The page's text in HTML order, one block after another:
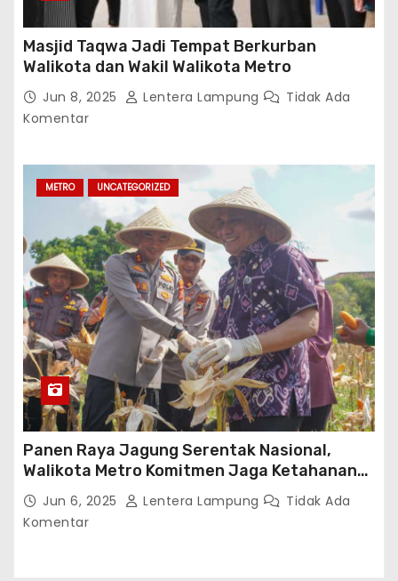
Masjid Taqwa Jadi Tempat Berkurban
Walikota dan Wakil Walikota Metro
Jun 8, 2025 Lentera Lampung
Tidak Ada
Komentar
METRO UNCATEGORIZED
Panen Raya Jagung Serentak Nasional,
Walikota Metro Komitmen Jaga Ketahanan
Pangan
Jun 6, 2025 Lentera Lampung
Tidak Ada
Komentar